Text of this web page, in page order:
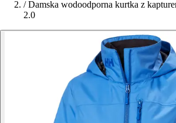
/ Damska wodoodporna kurtka z
2.0